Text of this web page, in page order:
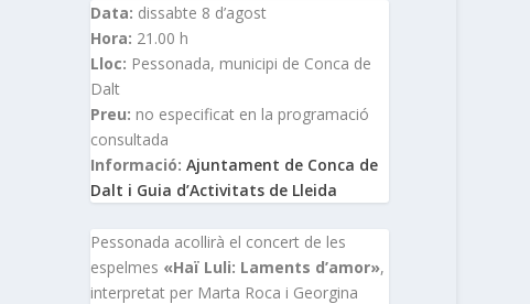
Data: dissabte 8 d’agost
Hora: 21.00 h
Lloc: Pessonada, municipi de Conca de
Dalt
Preu: no especificat en la programació
consultada
Informació: Ajuntament de Conca de
Dalt i Guia d’Activitats de Lleida
Pessonada acollirà el concert de les
espelmes «Haï Luli: Laments d’amor»,
interpretat per Marta Roca i Georgina